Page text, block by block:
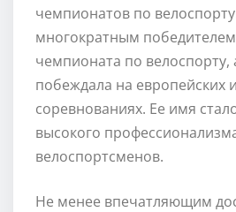
чемпионатов по
многократным
чемпионата по велоспорту,
побеждала на европейских
соревнованиях. Ее имя
высокого
велоспортсменов.
Не менее впечатляющим